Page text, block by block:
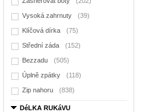
Vysoká zahrnuty (39)
Klíčová dírka (75)
Střední záda (152)
Bezzadu (505)
Úplně zpátky (118)
Zip nahoru (838)
DéLKA RUKáVU